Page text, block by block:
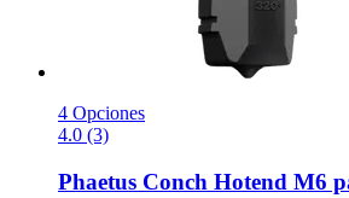
4 Opciones
4.0 (3)
Phaetus Conch Hotend M6